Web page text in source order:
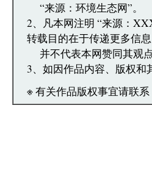
“来源：环境生态网”。
2、凡本网注明 “来源：
转载目的在于传递更多信息
并不代表本网赞同其观
3、如因作品内容、版权
※ 有关作品版权事宜请联系